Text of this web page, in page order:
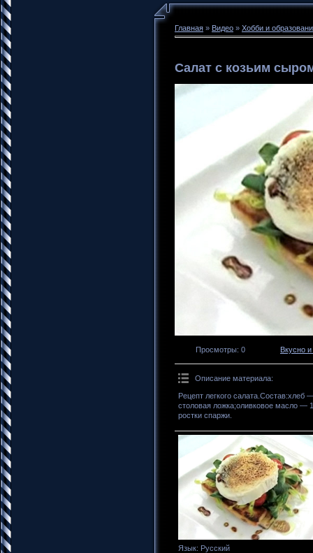
Главная » Видео » Хобби и
Салат с козьим
Просмотры: 0 Вкусно
Описание материала:
Рецепт легкого
столовая ложка;оливковое масло —
ростки спаржи.
Язык: Русский